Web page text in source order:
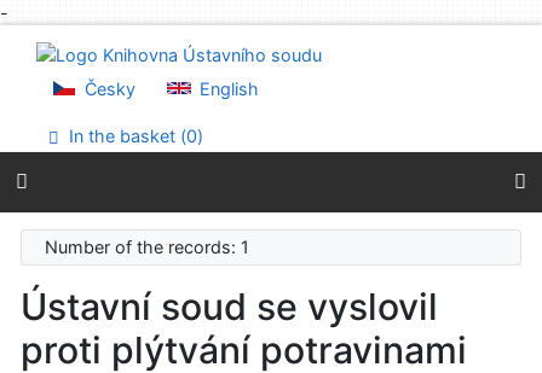
-
Go to menu
Accessibility declaration
Česky English
In the basket (0)
Number of the records: 1
Ústavní soud se vyslovil
proti plýtvání potravinami